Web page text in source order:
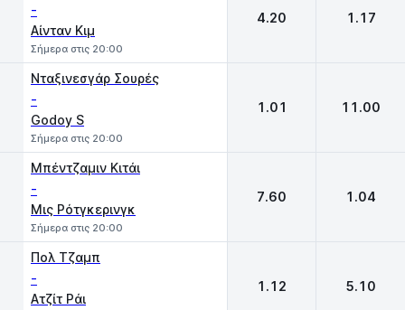
-
Αίνταν Κιμ
Σήμερα στις 20:00
4.20 1.17
Νταξινεσγάρ Σουρές
-
Godoy S
Σήμερα στις 20:00
1.01 11.00
Μπέντζαμιν Κιτάι
-
Μις Ρότγκερινγκ
Σήμερα στις 20:00
7.60 1.04
Πολ Τζαμπ
-
Ατζίτ Ράι
1.12 5.10